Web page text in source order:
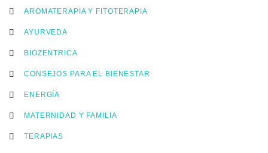
AROMATERAPIA Y FITOTERAPIA
AYURVEDA
BIOZENTRICA
CONSEJOS PARA EL BIENESTAR
ENERGÍA
MATERNIDAD Y FAMILIA
TERAPIAS